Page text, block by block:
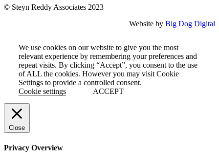
© Steyn Reddy Associates 2023
Website by Big Dog Digital
We use cookies on our website to give you the most
relevant experience by remembering your preferences and
repeat visits. By clicking “Accept”, you consent to the use
of ALL the cookies. However you may visit Cookie
Settings to provide a controlled consent.
Cookie settings
ACCEPT
Close
Privacy Overview